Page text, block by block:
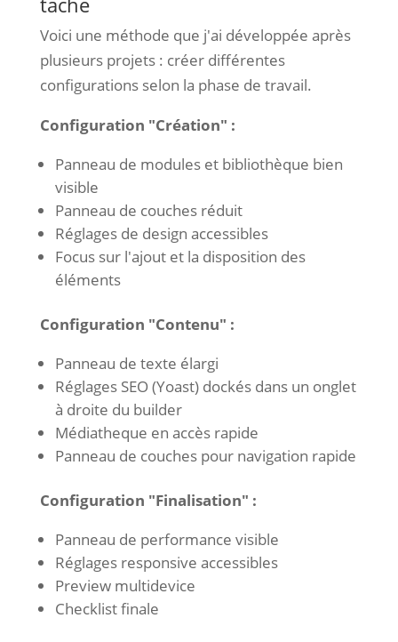
Voici une méthode que j'ai développée après
plusieurs projets : créer différentes
configurations selon la phase de travail.
Configuration "Création" :
Panneau de modules et bibliothèque bien
visible
Panneau de couches réduit
Réglages de design accessibles
Focus sur l'ajout et la disposition des
éléments
Configuration "Contenu" :
Panneau de texte élargi
Réglages SEO (Yoast) dockés dans un onglet
à droite du builder
Médiatheque en accès rapide
Panneau de couches pour navigation rapide
Configuration "Finalisation" :
Panneau de performance visible
Réglages responsive accessibles
Preview multidevice
Checklist finale